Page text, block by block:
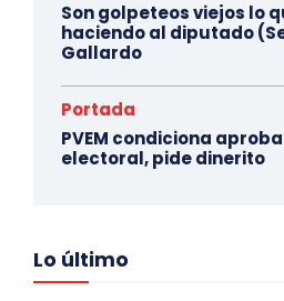
Son golpeteos viejos lo
haciendo al diputado
Gallardo
Portada
PVEM condiciona
electoral, pide dinerito
Lo último